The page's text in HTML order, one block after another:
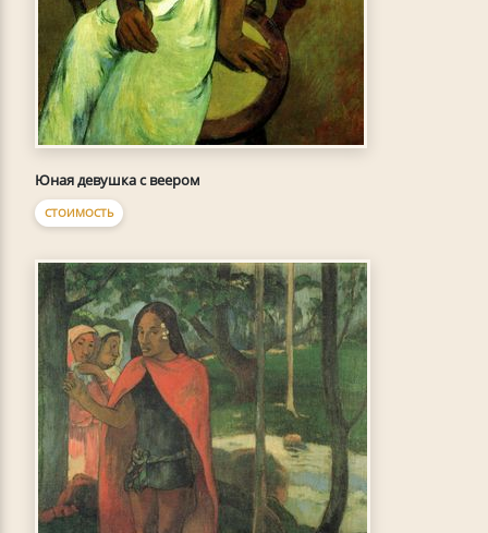
Юная девушка с веером
СТОИМОСТЬ